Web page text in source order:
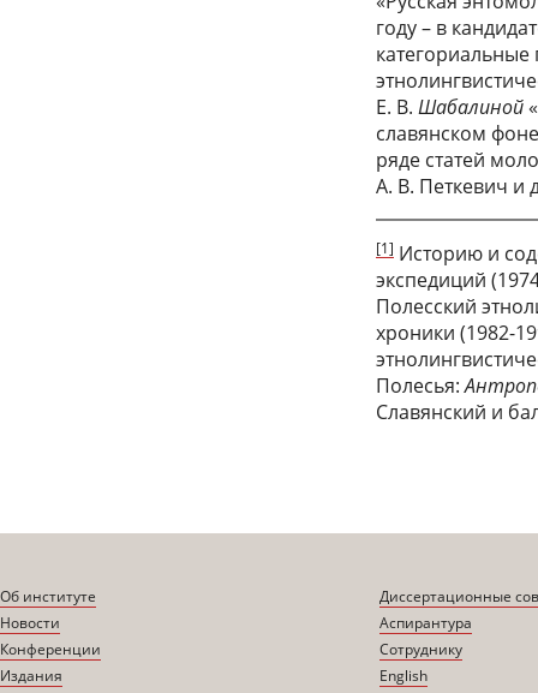
году – в
Е. В.Шабалиной
славянском
ряде статей
А. В. Петкевич и
[1] Историю и
экспедиций
Полесский
хроники (1982-
Полесья:
Славянский и
Об институте
Новости
Конференции
Издания
Диссертационные
Аспирантура
Сотруднику
English